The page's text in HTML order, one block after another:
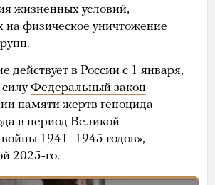
жизненных условий,
на физическое уничтожение
действует в России с 1 января,
силуФедеральный закон
памяти жертв геноцида
в период Великой
1941–1945 годов»,
2025-го.